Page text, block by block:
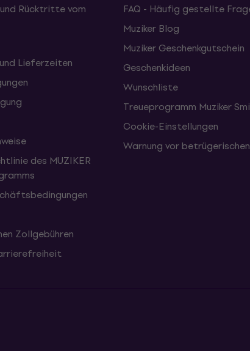
Rücktritte vom
Lieferzeiten
des MUZIKER
Zollgebühren
FAQ - Häufig gestellte
Muziker Blog
Muziker Geschenkgutschein
Geschenkideen
Wunschliste
Treueprogramm Muziker
Cookie-Einstellungen
Warnung vor